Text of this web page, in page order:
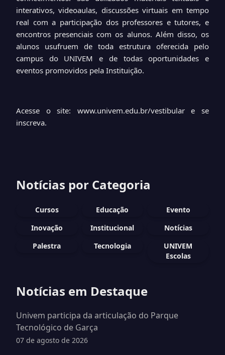
interativos, videoaulas, discussões virtuais em tempo
real com a participação dos professores e tutores, e
encontros presenciais com os alunos. Além disso, os
alunos usufruem de toda estrutura oferecida pelo
campus do UNIVEM e de todas oportunidades e
eventos promovidos pela Instituição.
Acesse o site: www.univem.edu.br/vestibular e se
inscreva.
Notícias por Categoria
Cursos Educação
Evento
Inovação
Institucional
Notícias
Palestra
Tecnologia
UNIVEM
Escolas
Notícias em Destaque
Univem participa da articulação do Parque
Tecnológico de Garça
07 de agosto de 2026